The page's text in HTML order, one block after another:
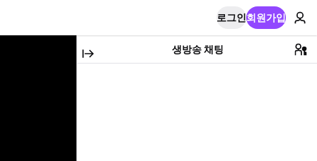
로그인회원가입
생방송 채팅